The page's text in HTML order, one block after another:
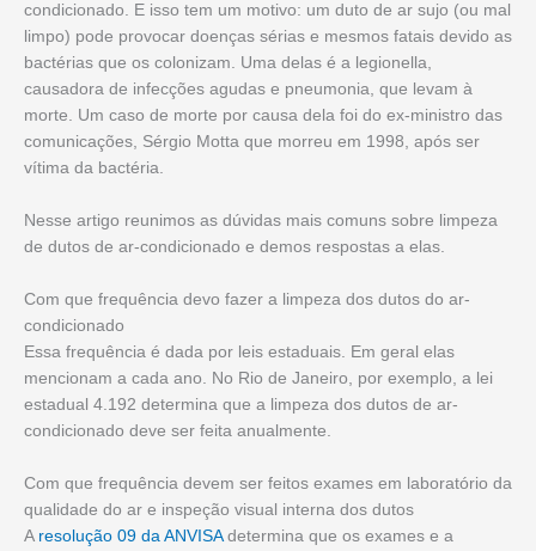
condicionado. E isso tem um motivo: um duto de ar sujo (ou mal
limpo) pode provocar doenças sérias e mesmos fatais devido as
bactérias que os colonizam. Uma delas é a legionella,
causadora de infecções agudas e pneumonia, que levam à
morte. Um caso de morte por causa dela foi do ex-ministro das
comunicações, Sérgio Motta que morreu em 1998, após ser
vítima da bactéria.
Nesse artigo reunimos as dúvidas mais comuns sobre limpeza
de dutos de ar-condicionado e demos respostas a elas.
Com que frequência devo fazer a limpeza dos dutos do ar-
condicionado
Essa frequência é dada por leis estaduais. Em geral elas
mencionam a cada ano. No Rio de Janeiro, por exemplo, a lei
estadual 4.192 determina que a limpeza dos dutos de ar-
condicionado deve ser feita anualmente.
Com que frequência devem ser feitos exames em laboratório da
qualidade do ar e inspeção visual interna dos dutos
A resolução 09 da ANVISAdetermina que os exames e a